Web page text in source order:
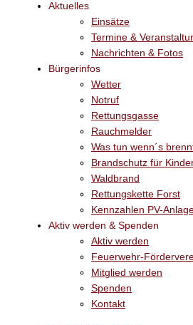
Aktuelles
Einsätze
Termine &
Nachrichten & Fotos
Bürgerinfos
Wetter
Notruf
Rettungsgasse
Rauchmelder
Was tun wenn´s
Brandschutz für
Waldbrand
Rettungskette Forst
Kennzahlen PV-
Aktiv werden & Spenden
Aktiv werden
Feuerwehr-
Mitglied werden
Spenden
Kontakt